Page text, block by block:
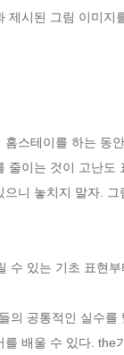
제시된 그림 이미
스테이를 하는 동
줄이는 것이 고난
니 놓치지 말자.
수 있는 기초 표현
의 공통적인 실수
배울 수 있다.